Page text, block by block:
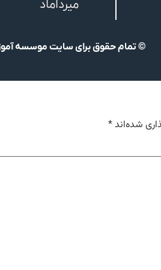
میرداماد
© تمام حقوق برای سایت موسسه
شده‌اند*